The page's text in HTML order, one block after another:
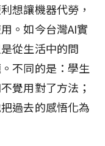
想讓機器代勞，
。如今台灣AI實
從生活中的問
不同的是：學生
覺用對了方法；
過去的感悟化為